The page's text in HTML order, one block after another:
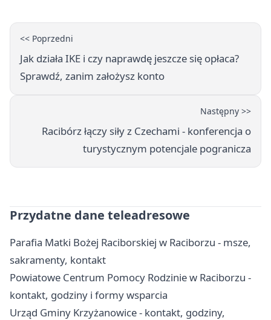
<< Poprzedni
Jak działa IKE i czy naprawdę jeszcze się opłaca?
Sprawdź, zanim założysz konto
Następny >>
Racibórz łączy siły z Czechami - konferencja o
turystycznym potencjale pogranicza
Przydatne dane teleadresowe
Parafia Matki Bożej Raciborskiej w Raciborzu - msze,
sakramenty, kontakt
Powiatowe Centrum Pomocy Rodzinie w Raciborzu -
kontakt, godziny i formy wsparcia
Urząd Gminy Krzyżanowice - kontakt, godziny,